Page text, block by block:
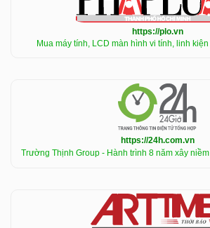
https://plo.vn
Mua máy tính, LCD màn hình vi tính, linh
https://24h.com.vn
Trường Thịnh Group - Hành trình 8 năm xây